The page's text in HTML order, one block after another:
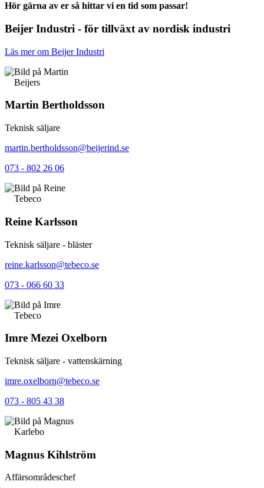
Hör gärna av er så hittar vi en tid som passar!
Beijer Industri - för tillväxt av nordisk industri
Läs mer om Beijer Industri
Beijers
Martin Bertholdsson
Teknisk säljare
martin.bertholdsson@beijerind.se
073 - 802 26 06
Tebeco
Reine Karlsson
Teknisk säljare - bläster
reine.karlsson@tebeco.se
073 - 066 60 33
Tebeco
Imre Mezei Oxelborn
Teknisk säljare - vattenskärning
imre.oxelborn@tebeco.se
073 - 805 43 38
Karlebo
Magnus Kihlström
Affärsområdeschef